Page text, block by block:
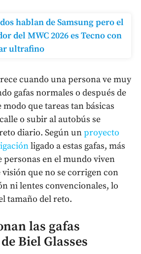
hablan de Samsung pero el
del MWC 2026 es Tecno con
ultrafino
cuando una persona ve muy
gafas normales o después de
que tareas tan básicas
o subir al autobús se
diario. Según unproyecto
ligado a estas gafas, más
personas en el mundo viven
que no se corrigen con
ni lentes convencionales, lo
tamaño del reto.
las gafas
Biel Glasses